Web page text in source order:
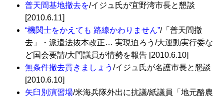
普天間基地撤去を/イジュ氏が宜野湾市長と懇談
[2010.6.11]
“機関士をかえても 路線かわりません”/「普天間撤
去」・派遣法抜本改正… 実現迫ろう/大運動実行委な
ど国会要請/大門議員が情勢を報告 [2010.6.10]
無条件撤去貫きましょう /イジュ氏が名護市長と懇談
[2010.6.10]
矢臼別演習場/米海兵隊外出に抗議/紙議員「地元酪農